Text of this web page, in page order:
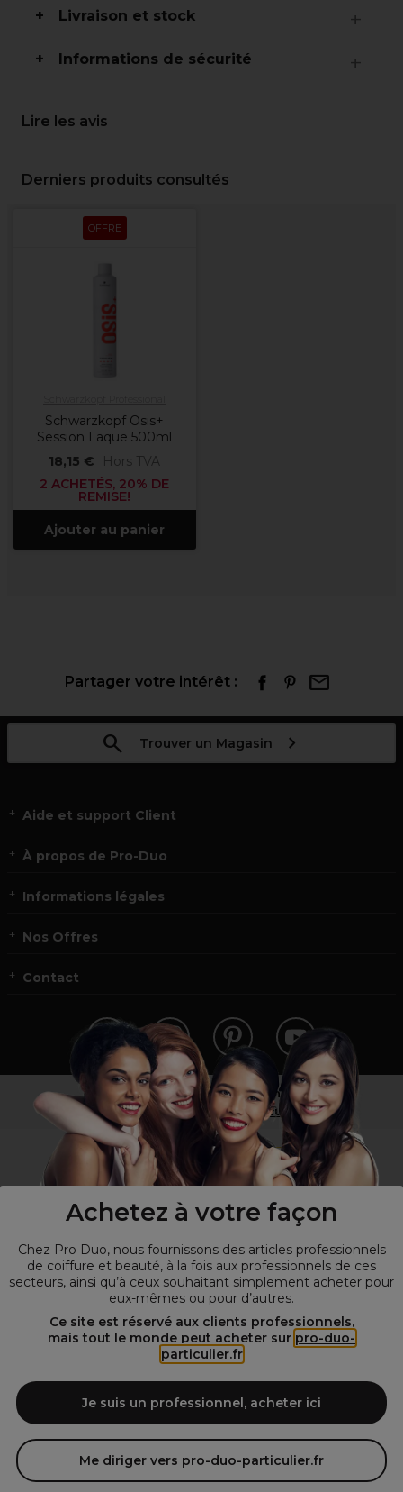
Achetez à votre façon
Chez Pro Duo, nous fournissons des articles professionnels
de coiffure et beauté, à la fois aux professionnels de ces
secteurs, ainsi qu’à ceux souhaitant simplement acheter pour
eux-mêmes ou pour d’autres.
Ce site est réservé aux clients professionnels,
mais tout le monde peut acheter sur pro-duo-
particulier.fr
Je suis un professionnel, acheter ici
Me diriger vers pro-duo-particulier.fr
Livraison et stock
Informations de sécurité
Lire les avis
Derniers produits consultés
OFFRE
Schwarzkopf Osis+
Session Laque 500ml
18,15 €
Hors TVA
2 ACHETÉS, 20% DE
REMISE!
Ajouter au panier
Partager votre intérêt :
Trouver un Magasin
Aide et support Client
À propos de Pro-Duo
Informations légales
Nos Offres
Contact
Vous n’êtes pas un professionnel ?
Visitez notre site pour les particuliers!
Spécialiste de la coiffure et de la beauté, nous vous proposons une
large sélection de produits professionnels pour la coiffure et
Duo le fournisseur incontournable des salons de coiffure et instituts
de beauté! Notre gamme de produits s’adresse également à tous ceux
qui sont à la recherche de produits et d'accessoires de coiffure et de
matériel esthétique de qualité.